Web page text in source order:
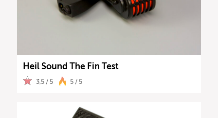
Heil Sound The Fin Test
3,5 / 5 5 / 5